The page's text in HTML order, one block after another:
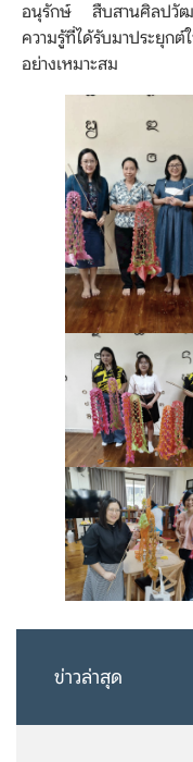
อนุรักษ์ สืบสานศิลปวัฒ
ความรู้ที่ได้รับมาประยุก
อย่างเหมาะสม